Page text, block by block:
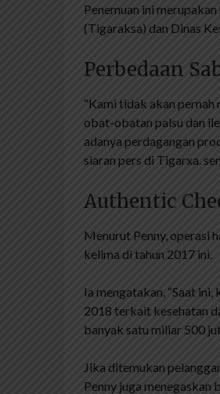
Penemuan ini
(Tigaraksa) dan Dinas
Perbedaan
“Kami tidak akan
obat-obatan palsu dan
adanya perdagangan
siaran pers di Tigarxa.
Authentic
Menurut Penny, operasi
kelima di tahun 2017 ini.
Ia mengatakan, “Saat
2018 terkait kesehatan
banyak satu miliar 500
Jika ditemukan
Penny juga menegaskan